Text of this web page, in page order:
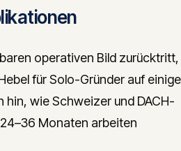
operativen Bild zurücktritt,
für Solo-Gründer auf einige
hin, wie Schweizer und DACH-
Monaten arbeiten